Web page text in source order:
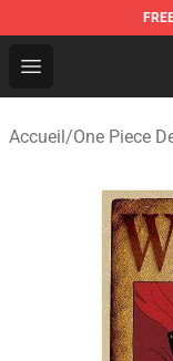
Open menu
One Piece
Accueil/One Piece